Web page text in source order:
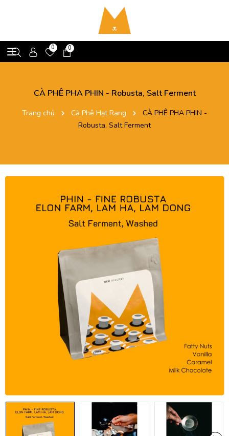
0 0
CÀ PHÊ PHA PHIN - Robusta, Salt Ferment
Trang chủ Cà Phê Hạt Rang
CÀ PHÊ PHA PHIN -
Robusta, Salt Ferment